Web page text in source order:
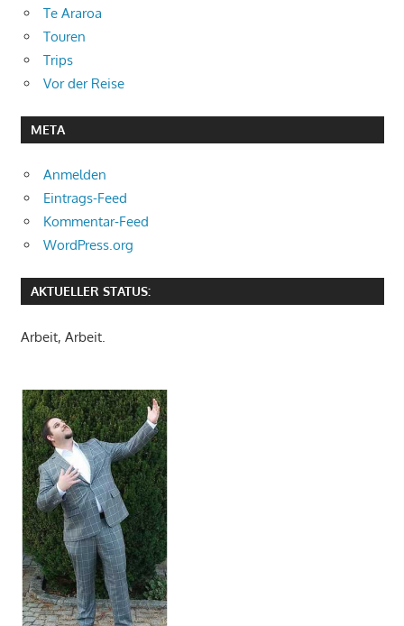
Te Araroa
Touren
Trips
Vor der Reise
META
Anmelden
Eintrags-Feed
Kommentar-Feed
WordPress.org
AKTUELLER STATUS:
Arbeit, Arbeit.